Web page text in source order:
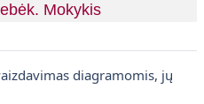
Mokykis
diagramomis, jų